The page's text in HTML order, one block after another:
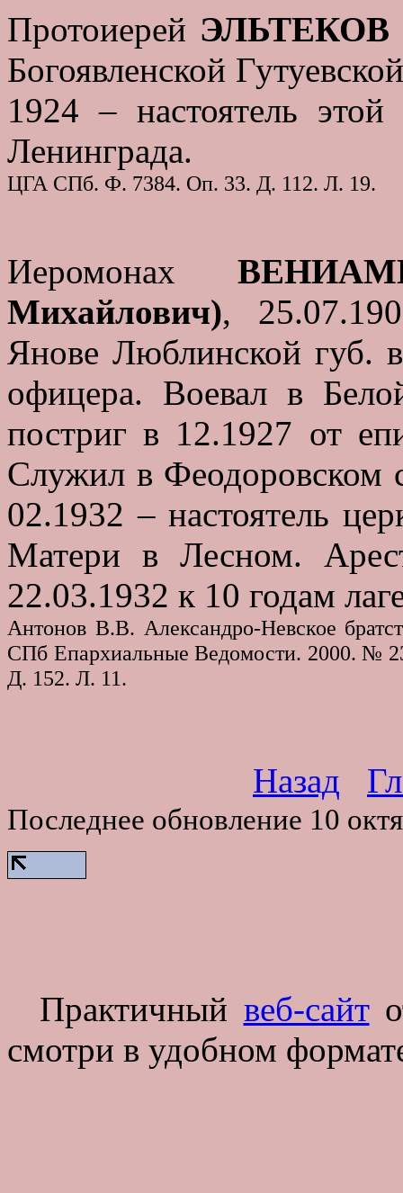
Протоиерей ЭЛЬТЕКОВ
Богоявленской
1924 – настоятель
Ленинграда.
ЦГА СПб. Ф. 7384. Оп. 33. Д. 112. Л. 19.
Иеромонах
Михайлович),
Янове Люблинской губ. в
офицера. Воевал в
постриг в 12.1927 от
Служил в Феодоровском
02.1932 – настоятель
Матери в Лесном.
22.03.1932 к 10 годам
Антонов В.В. Александро-Невское
СПб Епархиальные Ведомости. 2000. №
Д. 152. Л. 11.
Назад
Последнее обновление 10
Практичный веб-сайт
смотри в удобном